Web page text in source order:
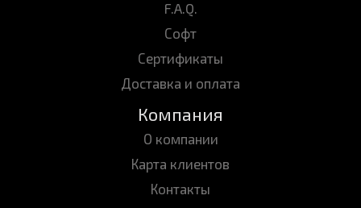
F.A.Q.
Софт
Сертификаты
Доставка и оплата
Компания
О компании
Карта клиентов
Контакты